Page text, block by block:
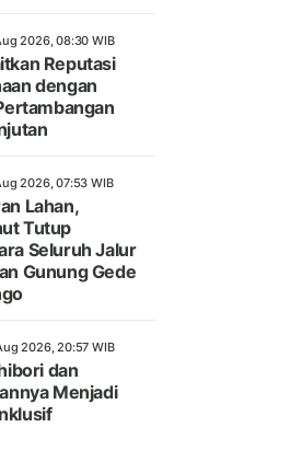
2026, 08:30 WIB
Reputasi
dengan
2026, 07:53 WIB
Lahan,
Tutup
Seluruh Jalur
Gunung Gede
2026, 20:57 WIB
dan
Menjadi